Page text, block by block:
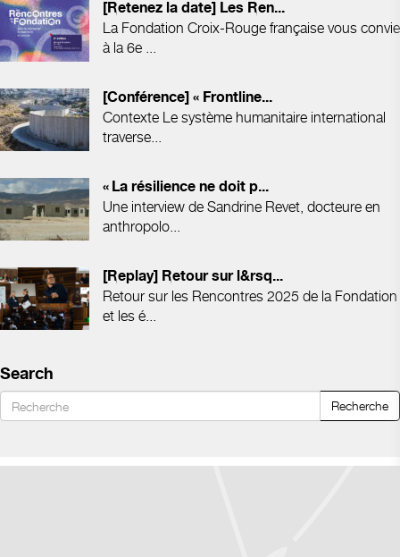
[Retenez la date] Les Ren...
La Fondation Croix-Rouge française vous convie
à la 6e ...
[Conférence] « Frontline...
Contexte Le système humanitaire international
traverse...
« La résilience ne doit p...
Une interview de Sandrine Revet, docteure en
anthropolo...
[Replay] Retour sur l&rsq...
Retour sur les Rencontres 2025 de la Fondation
et les é...
Search
Recherche